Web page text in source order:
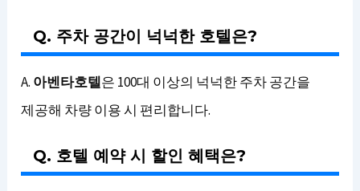
Q. 주차 공간이 넉넉한 호텔은?
A. 아벤타호텔은 100대 이상의 넉넉한 주차 공간을
제공해 차량 이용 시 편리합니다.
Q. 호텔 예약 시 할인 혜택은?